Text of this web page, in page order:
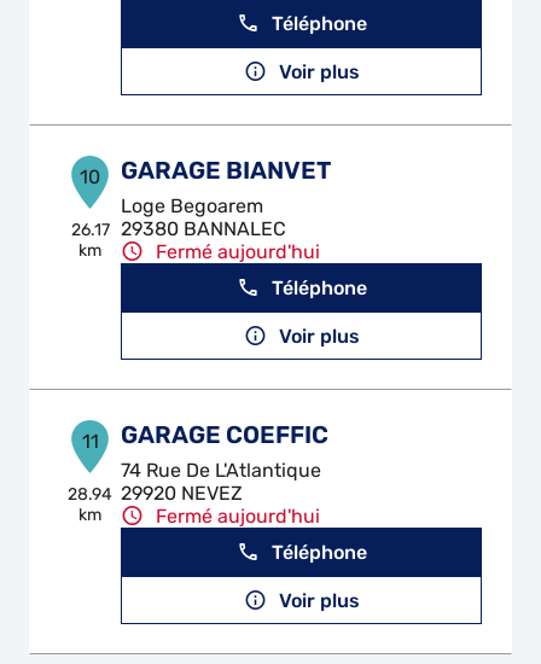
Téléphone
Voir plus
10
26.17
km
GARAGE BIANVET
Loge Begoarem
29380 BANNALEC
Fermé aujourd'hui
Téléphone
Voir plus
11
28.94
km
GARAGE COEFFIC
74 Rue De L'Atlantique
29920 NEVEZ
Fermé aujourd'hui
Téléphone
Voir plus